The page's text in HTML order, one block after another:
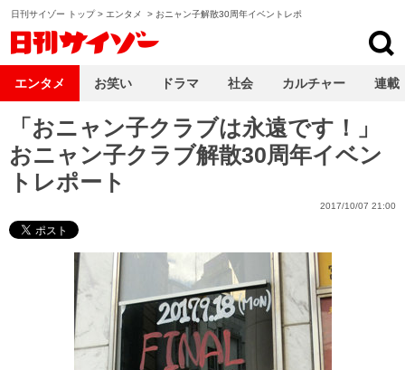
日刊サイゾー トップ> エンタメ > おニャン子解散30周年イベントレポ
「おニャン子クラブは永遠です！」
おニャン子クラブ解散30周年イベン
トレポート
2017/10/07 21:00
エンタメ お笑い ドラマ 社会 カルチャー 連載